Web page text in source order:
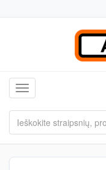
Toggle navigation